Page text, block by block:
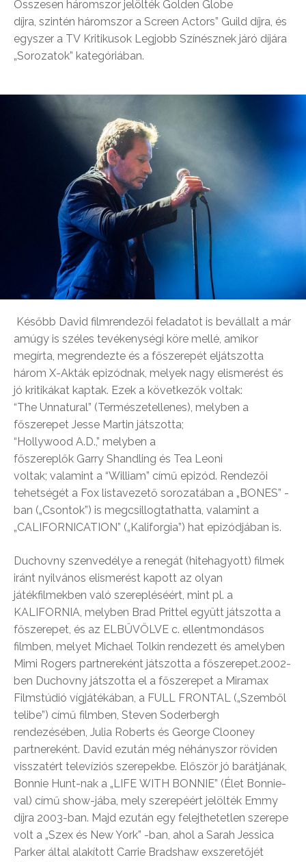
Összesen háromszor jelölték Golden Globe
díjra, szintén háromszor a Screen Actors” Guild díjra, és
egyszer a TV Kritikusok Legjobb Színésznek járó díjára
„Sorozatok” kategóriában.
Később David filmrendezői feladatot is bevállalt a már
amúgy is széles tevékenységi köre mellé, amikor
megírta, megrendezte és a főszerepét eljátszotta
három X-Akták epizódnak, melyek nagy elismerést és
jó kritikákat kaptak. Ezek a következők voltak:
“The Unnatural” (Természetellenes), melyben a
főszerepet Jesse Martin játszotta;
“Hollywood A.D.,” melyben a
főszereplők Garry Shandling és Tea Leoni
voltak; valamint a “William” című epizód. Rendezői
tehetségét a Fox listavezető sorozatában a „BONES” -
ban („Csontok”) is megcsillogtathatta, valamint a
„CALIFORNICATION” („Kaliforgia”) hat epizódjában is.
Duchovny szenvedélye a renegát (hitehagyott) filmek
iránt nyilvános elismerést kapott az olyan
játékfilmekben való szerepléséért, mint pl. a
KALIFORNIA, melyben Brad Prittel együtt játszotta a
főszerepet, és az ELBŰVÖLVE c. ellentmondásos
filmben, melyet Michael Tolkin rendezett és amelyben
Mimi Rogers partnereként játszotta a főszerepet.2002-
ben Duchovny játszotta el a főszerepet a Miramax
Filmstúdió vígjátékában, a FULL FRONTAL („Szemből
telibe”) című filmben, Steven Soderbergh
rendezésében, Julia Roberts és George Clooney
partnereként. David ezután még néhányszor röviden
visszatért televíziós szerepekbe. Először jó barátjának,
Bonnie Hunt-nak a „LIFE WITH BONNIE” (Élet Bonnie-
val) című show-jába, mely szerepéért jelölték Emmy
díjra 2003-ban. Majd ezután egy felejthetetlen szerepe
volt a „Szex és New York” -ban, ahol a Sarah Jessica
Parker által alakított Carrie Bradshaw exszeretőjét